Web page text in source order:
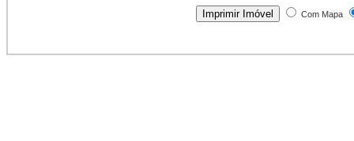
Com Mapa